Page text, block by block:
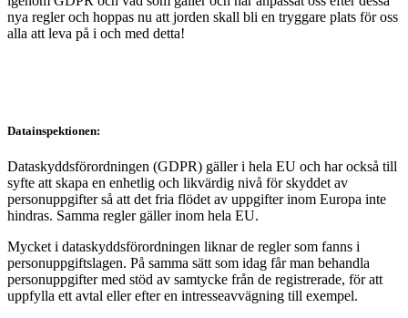
nya regler och hoppas nu att jorden skall bli en tryggare plats för oss
alla att leva på i och med detta!
Datainspektionen:
Dataskyddsförordningen (GDPR) gäller i hela EU och har också till
syfte att skapa en enhetlig och likvärdig nivå för skyddet av
personuppgifter så att det fria flödet av uppgifter inom Europa inte
hindras. Samma regler gäller inom hela EU.
Mycket i dataskyddsförordningen liknar de regler som fanns i
personuppgiftslagen. På samma sätt som idag får man behandla
personuppgifter med stöd av samtycke från de registrerade, för att
uppfylla ett avtal eller efter en intresseavvägning till exempel.